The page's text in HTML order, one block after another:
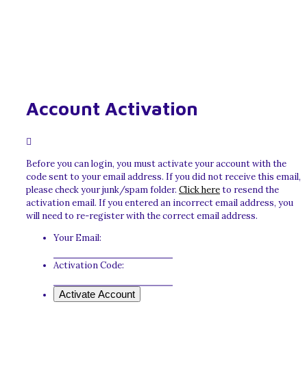
Account Activation
Before you can login, you must activate your account with the
code sent to your email address. If you did not receive this email,
please check your junk/spam folder. Click hereto resend the
activation email. If you entered an incorrect email address, you
will need to re-register with the correct email address.
Your Email:
Activation Code: